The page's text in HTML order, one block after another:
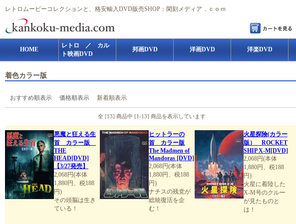
レトロムービーコレクションと、格安輸入DVD販売SHOP：閑刻メディア．ｃｏｍ
HOME
レトロ ／ カル
ト映画DVD
邦画DVD 洋画DVD 洋楽DVD
着色カラー版
おすすめ順表示 価格順表示 新着順表示
全 [13] 商品中 [1-13] 商品を表示しています
悪魔と狂える生
首 カラー版
THE
HEAD[DVD]
【3/27発売】
2,068円(本体
1,880円、税188
円)
その頭脳は生き
ている！
ヒットラーの
首 カラー版
The Madmen of
Mandoras [DVD]
2,068円(本体
1,880円、税188
円)
ナチスの残党が
総統復活を企
む！
火星探険(カラー
版） ROCKET
SHIP X-M[DVD]
2,068円(本体
1,880円、税188
円)
火星に着陸した
X-M号のクルー
が見たものと
は！